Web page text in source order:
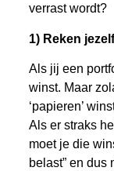
verrast wordt?
1) Reken
Als jij een
winst. Maar
‘papieren’
Als er straks
moet je die
belast” en dus